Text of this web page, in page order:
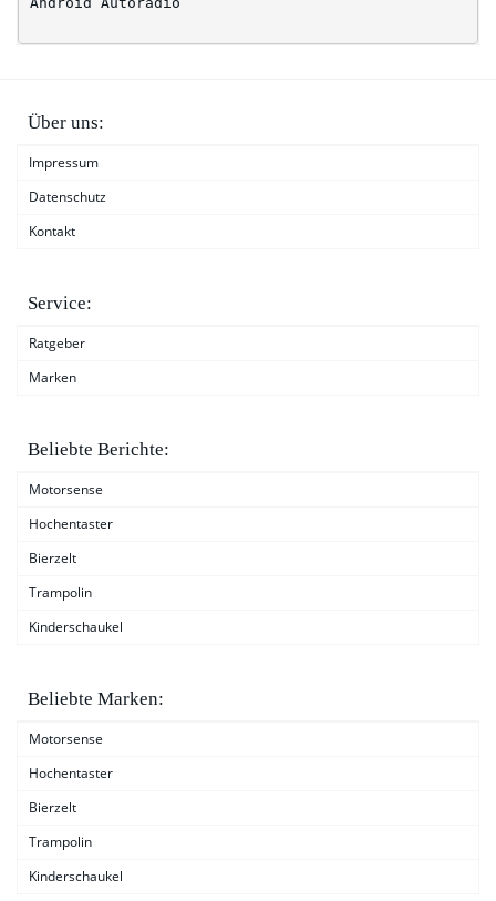
Über uns:
Impressum
Datenschutz
Kontakt
Service:
Ratgeber
Marken
Beliebte Berichte:
Motorsense
Hochentaster
Bierzelt
Trampolin
Kinderschaukel
Beliebte Marken:
Motorsense
Hochentaster
Bierzelt
Trampolin
Kinderschaukel